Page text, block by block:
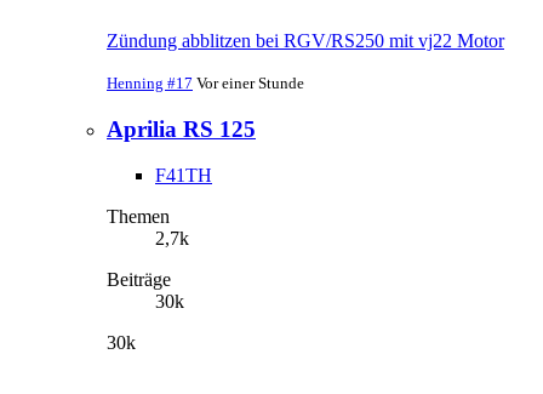
Zündung abblitzen bei RGV/RS250 mit vj22 Motor
Henning #17 Vor einer Stunde
Aprilia RS 125
F41TH
Themen
2,7k
Beiträge
30k
30k